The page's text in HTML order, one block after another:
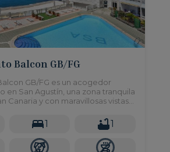
Balcon GB/FG
GB/FG es un acogedor
en San Agustín, una zona tranquila
Canaria y con maravillosas vistas
1 1